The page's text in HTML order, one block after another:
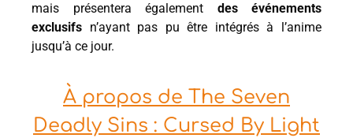
mais présentera également des événements
exclusifs n’ayant pas pu être intégrés à l’anime
jusqu’à ce jour.
À propos de The Seven
Deadly Sins : Cursed By Light